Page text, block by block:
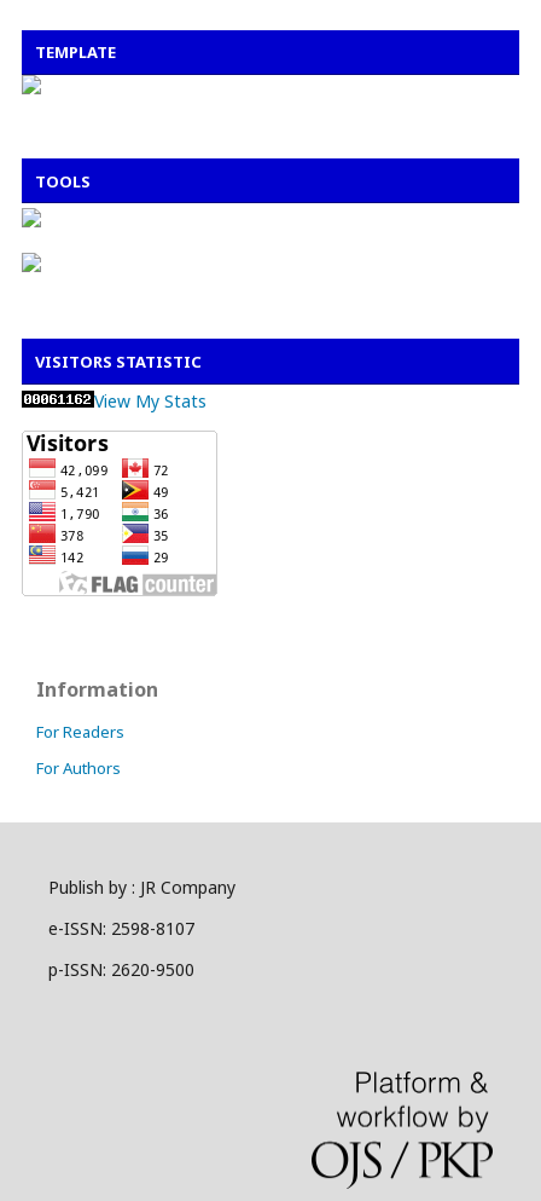
TEMPLATE
TOOLS
VISITORS STATISTIC
View My Stats
Information
For Readers
For Authors
Publish by : JR Company
e-ISSN: 2598-8107
p-ISSN: 2620-9500